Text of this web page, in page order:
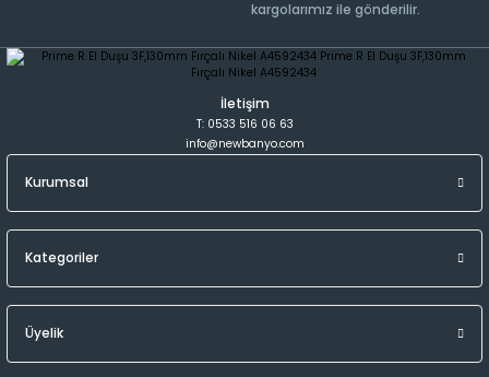
kargolarımız ile gönderilir.
İletişim
T: 0533 516 06 63
info@newbanyo.com
Kurumsal
Kategoriler
Üyelik